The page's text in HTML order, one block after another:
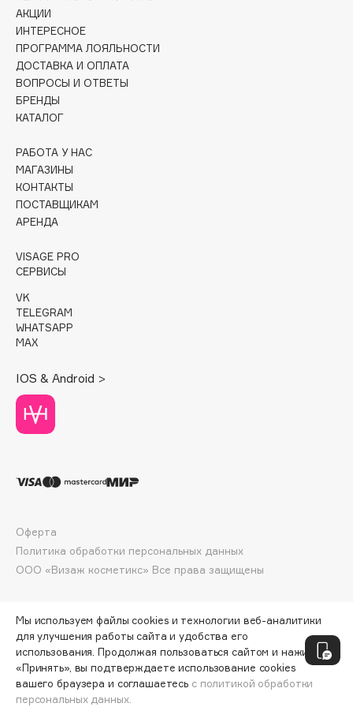
Collagenina
Consly
Corimo
Cottolina
Crescina
Curaprox
D
d'Alba
DABO
DARLING*
Darphin
Davines
Dior
Divage
Dolomit
Dr.Althea
Dyson
ДОБАВИТЬ В КОРЗИНУ
АКЦИИ
ИНТЕРЕСНОЕ
ПРОГРАММА ЛОЯЛЬНОСТИ
ДОСТАВКА И ОПЛАТА
ВОПРОСЫ И ОТВЕТЫ
БРЕНДЫ
КАТАЛОГ
РАБОТА У НАС
МАГАЗИНЫ
КОНТАКТЫ
ПОСТАВЩИКАМ
АРЕНДА
VISAGE PRO
СЕРВИСЫ
VK
TELEGRAM
WHATSAPP
MAX
IOS & Android >
ООО «Визаж косметикс» Все права защищены
Оферта
Политика обработки персональных данных
Мы используем файлы cookies и технологии веб-аналитики
для улучшения работы сайта и удобства его
использования. Продолжая пользоваться сайтом и нажимая
«Принять», вы подтверждаете использование cookies
вашего браузера и соглашаетесь с политикой обработки
персональных данных.